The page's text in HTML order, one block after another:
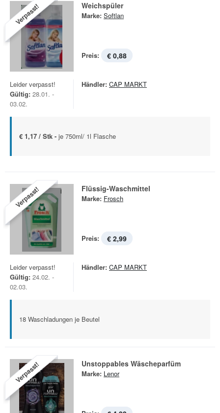
Verpasst! Weichspüler
Marke: Softlan
Preis: € 0,88
Leider verpasst!
Gültig: 28.01. -
03.02.
Händler: CAP MARKT
€ 1,17 / Stk - je 750ml/ 1l Flasche
Verpasst! Flüssig-Waschmittel
Marke: Frosch
Preis: € 2,99
Leider verpasst!
Gültig: 24.02. -
02.03.
Händler: CAP MARKT
18 Waschladungen je Beutel
Verpasst! Unstoppables Wäscheparfüm
Marke: Lenor